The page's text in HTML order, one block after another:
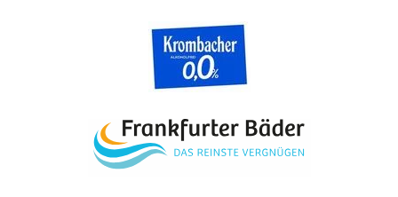
Krombacher
Frankfurter Bäder